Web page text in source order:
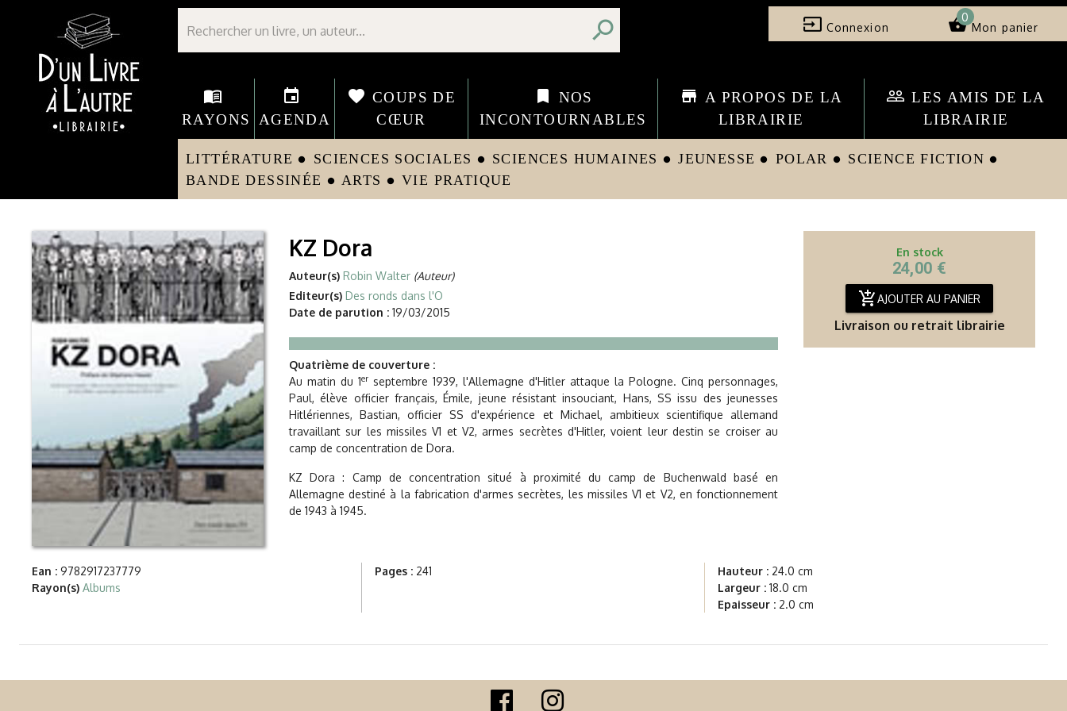
Librairie D'un livre à l'autre - Avranches
search input Connexion shopping_basket
0
Mon panier
menu_book
RAYONS
event
AGENDA
favorite COUPS DE
CŒUR
bookmark
NOS
INCONTOURNABLES
store A PROPOS DE LA
LIBRAIRIE
people_outline LES AMIS DE LA
LIBRAIRIE
LITTÉRATURE circle SCIENCES SOCIALES circle SCIENCES HUMAINES circle JEUNESSE circle POLAR circle SCIENCE FICTION circle
BANDE DESSINÉE circle ARTS circle VIE PRATIQUE
KZ Dora
Auteur(s) Robin Walter (Auteur)
Editeur(s) Des ronds dans l'O
Date de parution : 19/03/2015
Quatrième de couverture :
Au matin du 1er septembre 1939, l'Allemagne d'Hitler attaque la Pologne. Cinq personnages,
Paul, élève officier français, Émile, jeune résistant insouciant, Hans, SS issu des jeunesses
Hitlériennes, Bastian, officier SS d'expérience et Michael, ambitieux scientifique allemand
travaillant sur les missiles V1 et V2, armes secrètes d'Hitler, voient leur destin se croiser au
camp de concentration de Dora.
KZ Dora : Camp de concentration situé à proximité du camp de Buchenwald basé en
Allemagne destiné à la fabrication d'armes secrètes, les missiles V1 et V2, en fonctionnement
de 1943 à 1945.
En stock
24,00 €
add_shopping_cartAJOUTER AU PANIER
Livraison ou retrait librairie
Ean : 9782917237779
Rayon(s) Albums
Pages : 241 Hauteur : 24.0 cm
Largeur : 18.0 cm
Epaisseur : 2.0 cm